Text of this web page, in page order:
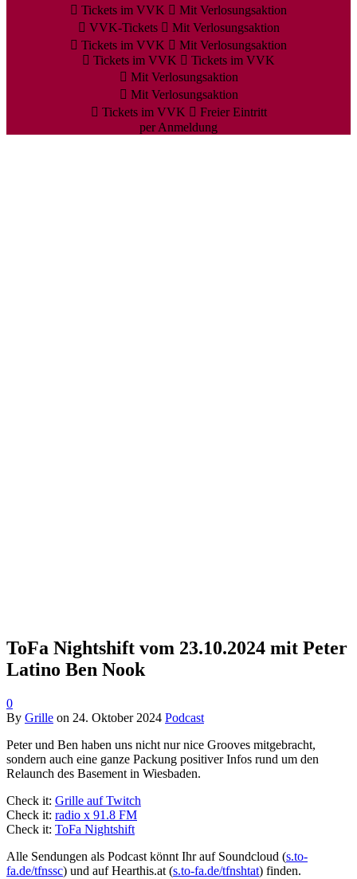
Tickets im VVK
Mit Verlosungsaktion
VVK-Tickets
Mit Verlosungsaktion
Tickets im VVK
Mit Verlosungsaktion
Tickets im VVK
Tickets im VVK
Mit Verlosungsaktion
Mit Verlosungsaktion
Tickets im VVK
Freier Eintritt
per Anmeldung
ToFa Nightshift vom 23.10.2024 mit Peter
Latino Ben Nook
0
By Grille on 24. Oktober 2024 Podcast
Peter und Ben haben uns nicht nur nice Grooves mitgebracht,
sondern auch eine ganze Packung positiver Infos rund um den
Relaunch des Basement in Wiesbaden.
Check it: Grille auf Twitch
Check it: radio x 91.8 FM
Check it: ToFa Nightshift
Alle Sendungen als Podcast könnt Ihr auf Soundcloud (s.to-
fa.de/tfnssc) und auf Hearthis.at (s.to-fa.de/tfnshtat) finden.